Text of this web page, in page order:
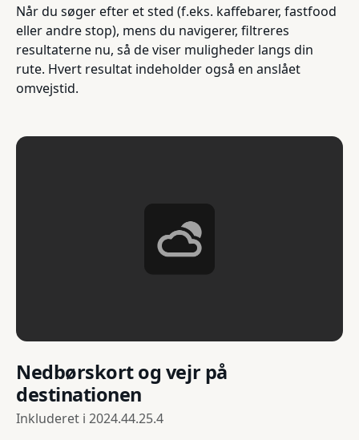
Når du søger efter et sted (f.eks. kaffebarer, fastfood
eller andre stop), mens du navigerer, filtreres
resultaterne nu, så de viser muligheder langs din
rute. Hvert resultat indeholder også en anslået
omvejstid.
Nedbørskort og vejr på
destinationen
Inkluderet i 2024.44.25.4